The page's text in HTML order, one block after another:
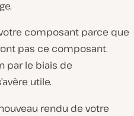
composant parce que
pas ce composant.
par le biais de
utile.
rendu de votre